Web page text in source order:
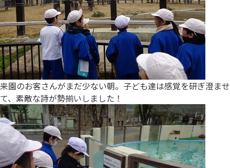
来園のお客さんがまだ少ない朝。子ども達は感覚を研ぎ澄ませ
て、素敵な詩が勢揃いしました！